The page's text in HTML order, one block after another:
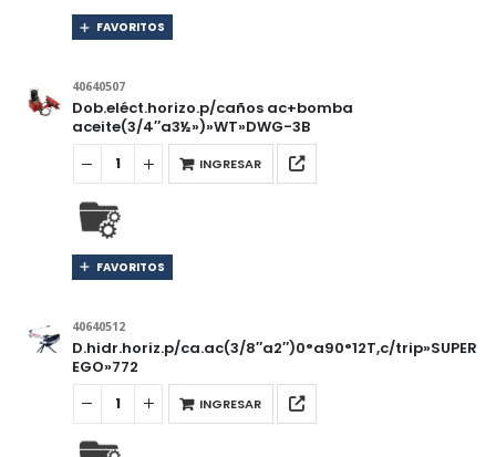
FAVORITOS
40640507
Dob.eléct.horizo.p/caños ac+bomba
aceite(3/4″a3½»)»WT»DWG-3B
INGRESAR
FAVORITOS
40640512
D.hidr.horiz.p/ca.ac(3/8″a2″)0°a90°12T,c/trip»SUPER
EGO»772
INGRESAR